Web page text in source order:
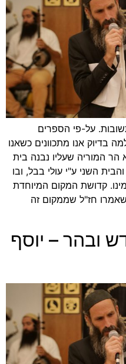
על-פי הספרים
בדיוק אנו מתכוונים כשאנו
המוריה שעליו נבנה בית
השני ע"י עולי בבל, ובו
קדושת המקום המיוחדת
חז"ל שממקום זה
ובהר – יוסף